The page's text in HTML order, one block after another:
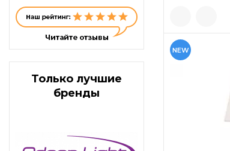
Только лучшие
бренды
NEW